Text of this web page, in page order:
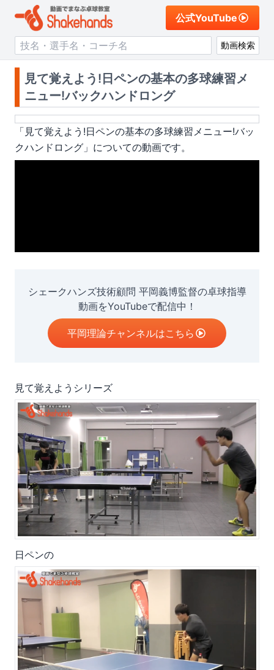
公式YouTube
動画検索
見て覚えよう!日ペンの基本の多球練習メ
ニュー!バックハンドロング
「 見て覚えよう!日ペンの基本の多球練習メニュー!バッ
クハンドロング 」についての動画です。
シェークハンズ技術顧問 平岡義博監督の卓球指導
動画をYouTubeで配信中！
平岡理論チャンネルはこちら
見て覚えようシリーズ
日ペンの